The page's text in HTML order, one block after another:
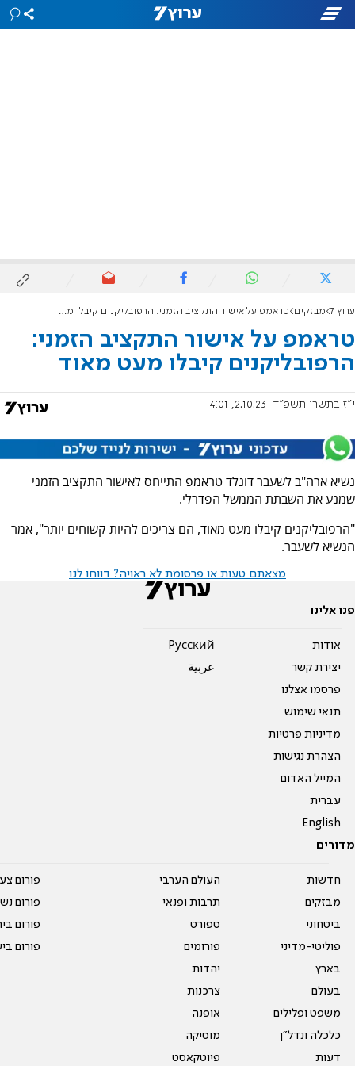
ערוץ 7 מבזקים טראמפ על אישור התקציב הזמני: הרפובליקנים קיבלו מעט מאוד
טראמפ על אישור התקציב הזמני:
הרפובליקנים קיבלו מעט מאוד
י"ז בתשרי תשפ"ד 2.10.23, 4:01
נשיא ארה"ב לשעבר דונלד טראמפ התייחס לאישור התקציב הזמני
שמנע את השבתת הממשל הפדרלי.
"הרפובליקנים קיבלו מעט מאוד, הם צריכים להיות קשוחים יותר", אמר
הנשיא לשעבר.
מצאתם טעות או פרסומת לא ראויה? דווחו לנו
פנו אלינו
אודות
יצירת קשר
פרסמו אצלנו
תנאי שימוש
מדיניות פרטיות
הצהרת נגישות
המייל האדום
עברית
English
Pусский
عربية
מדורים
חדשות
מבזקים
ביטחוני
פוליטי-מדיני
בארץ
בעולם
משפט ופלילים
כלכלה ונדל"ן
דעות
העולם הערבי
תרבות ופנאי
ספורט
פורומים
יהדות
צרכנות
אופנה
מוסיקה
פיוטקאסט
פורום
פורום
פורום
פורום